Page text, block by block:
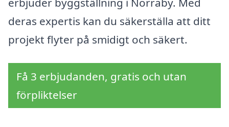
deras expertis kan du säkerställa att ditt
projekt flyter på smidigt och säkert.
Få 3 erbjudanden, gratis och utan
förpliktelser